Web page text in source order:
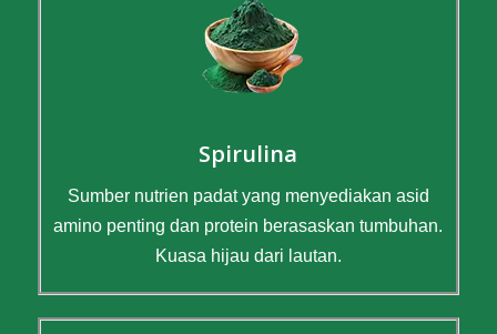
Spirulina
Sumber nutrien padat yang menyediakan asid
amino penting dan protein berasaskan tumbuhan.
Kuasa hijau dari lautan.